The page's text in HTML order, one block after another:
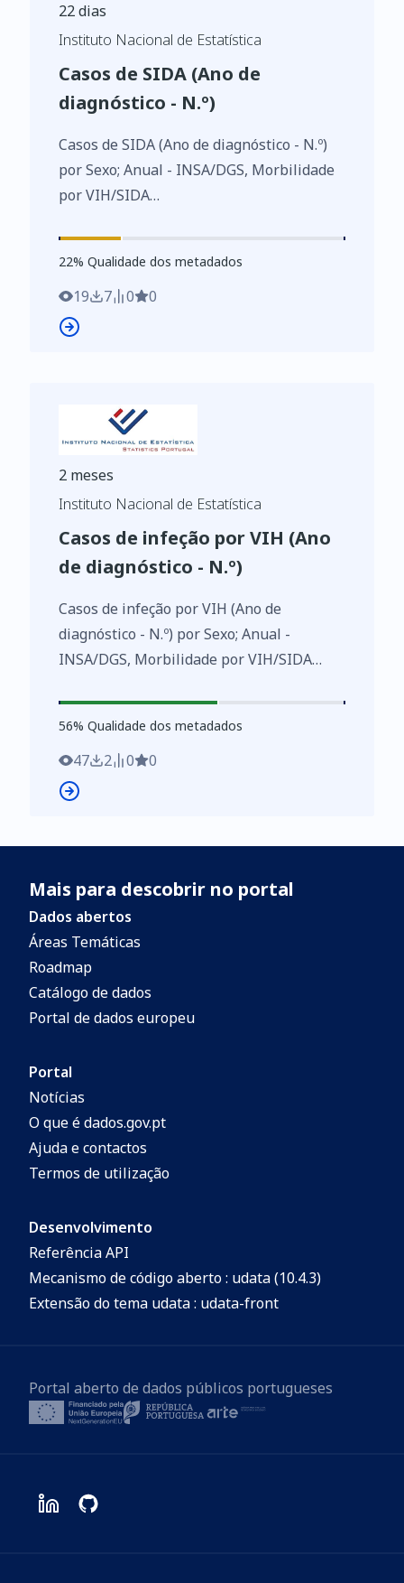
22 dias
Instituto Nacional de Estatística
Casos de SIDA (Ano de
diagnóstico - N.º)
Casos de SIDA (Ano de diagnóstico - N.º)
por Sexo; Anual - INSA/DGS, Morbilidade
por VIH/SIDA
22%
22% Qualidade dos metadados
19 7 0 0
2 meses
Instituto Nacional de Estatística
Casos de infeção por VIH (Ano
de diagnóstico - N.º)
Casos de infeção por VIH (Ano de
diagnóstico - N.º) por Sexo; Anual -
INSA/DGS, Morbilidade por VIH/SIDA
56%
56% Qualidade dos metadados
47 2 0 0
Mais para descobrir no portal
Dados abertos
Áreas Temáticas
Roadmap
Catálogo de dados
Portal de dados europeu
Portal
Notícias
O que é dados.gov.pt
Ajuda e contactos
Termos de utilização
Desenvolvimento
Referência API
Mecanismo de código aberto : udata (10.4.3)
Extensão do tema udata : udata-front
Portal aberto de dados públicos portugueses